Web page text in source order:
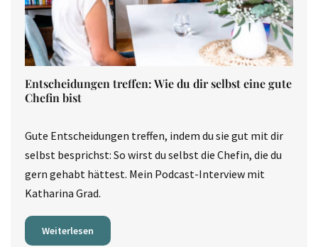
Entscheidungen treffen: Wie du dir selbst eine gute
Chefin bist
Gute Entscheidungen treffen, indem du sie gut mit dir
selbst besprichst: So wirst du selbst die Chefin, die du
gern gehabt hättest. Mein Podcast-Interview mit
Katharina Grad.
Weiterlesen